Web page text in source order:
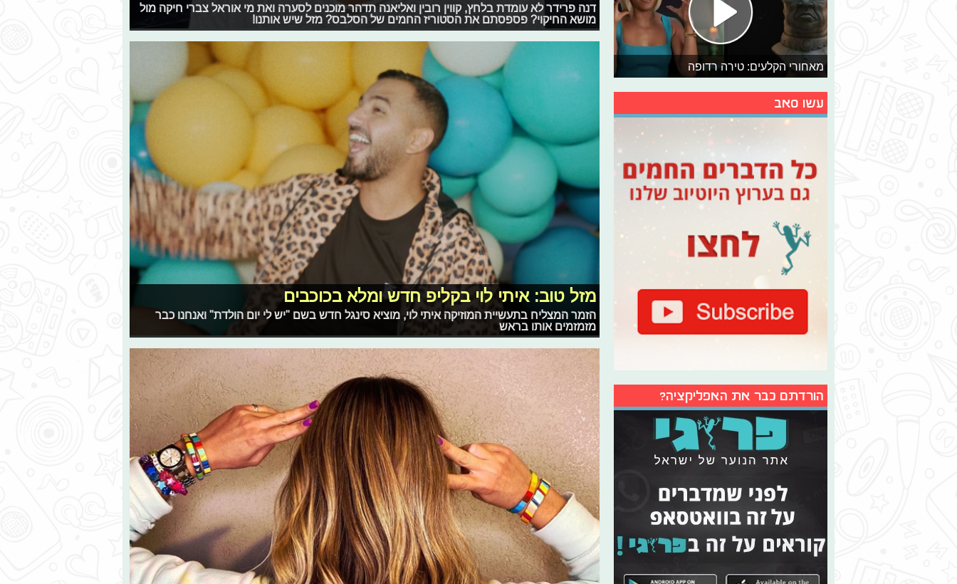
דנה פרידר לא עומדת בלחץ, קווין רובין ואליאנה תדהר מוכנים לסערה ואת מי אוראל צברי חיקה מול
מושא החיקוי? פספסתם את הסטוריז החמים של הסלבס? מזל שיש אותנו!
מזל טוב: איתי לוי בקליפ חדש ומלא בכוכבים
הזמר המצליח בתעשיית המוזיקה איתי לוי, מוציא סינגל חדש בשם "יש לי יום הולדת" ואנחנו כבר
מזמזמים אותו בראש
מאחורי הקלעים: טירה רדופה
עשו סאב
הורדתם כבר את האפליקציה?